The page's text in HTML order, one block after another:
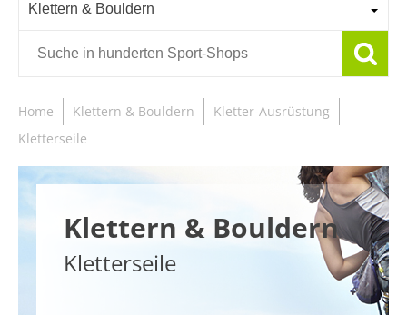
Klettern & Bouldern
Home Klettern & Bouldern
Kletter-Ausrüstung
Kletterseile
Klettern & Bouldern
Kletterseile